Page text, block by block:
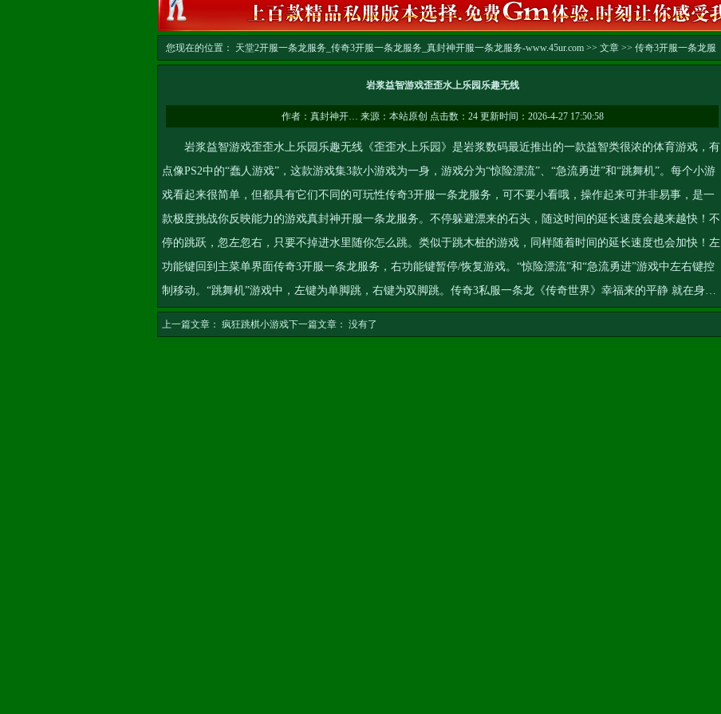
您现在的位置： 天堂2开服一条龙服务_传奇3开服一条龙服务_真封神开服一条龙服务-www.45ur.com >> 文章 >> 传奇3开服一条龙服
岩浆益智游戏歪歪水上乐园乐趣无线
作者： 真封神开… 来源：本站原创 点击数： 24 更新时间：2026-4-27 17:50:58
岩浆益智游戏歪歪水上乐园乐趣无线《歪歪水上乐园》是岩浆数码最近推出的一款益智类很浓的体育游戏，有
点像PS2中的“蠢人游戏”，这款游戏集3款小游戏为一身，游戏分为“惊险漂流”、“急流勇进”和“跳舞机”。每个小游
戏看起来很简单，但都具有它们不同的可玩性传奇3开服一条龙服务 ，可不要小看哦，操作起来可并非易事，是一
款极度挑战你反映能力的游戏真封神开服一条龙服务。不停躲避漂来的石头，随这时间的延长速度会越来越快！不
停的跳跃，忽左忽右，只要不掉进水里随你怎么跳。类似于跳木桩的游戏，同样随着时间的延长速度也会加快！左
功能键回到主菜单界面传奇3开服一条龙服务 ，右功能键暂停/恢复游戏。“惊险漂流”和“急流勇进”游戏中左右键控
制移动。“跳舞机”游戏中，左键为单脚跳，右键为双脚跳。 传奇3私服一条龙 《传奇世界》幸福来的平静 就在身…
上一篇文章： 疯狂跳棋小游戏下一篇文章： 没有了